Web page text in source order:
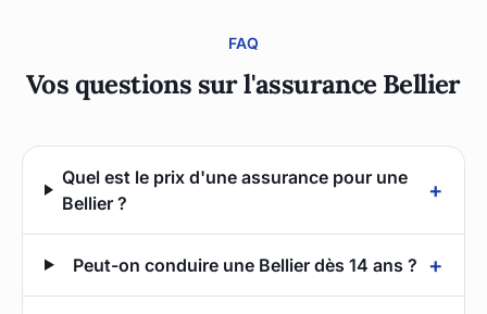
FAQ
Vos questions sur l'assurance Bellier
Quel est le prix d'une assurance pour une
Bellier ?
+
Peut-on conduire une Bellier dès 14 ans ? +